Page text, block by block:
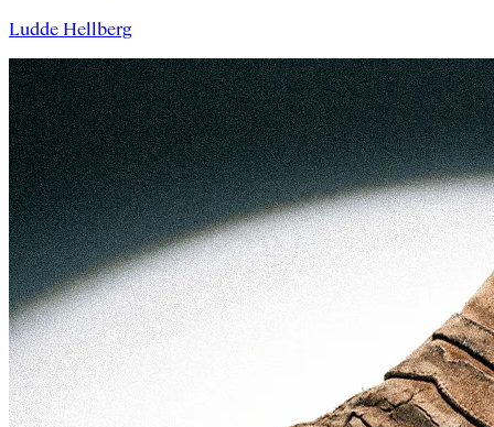
Ludde Hellberg